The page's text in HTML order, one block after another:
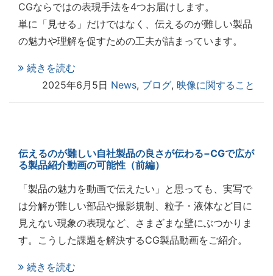
CGならではの表現手法を4つお届けします。
単に「見せる」だけではなく、伝えるのが難しい製品
の魅力や理解を促すための工夫が詰まっています。
続きを読む
2025年6月5日 News, ブログ, 映像に関すること
伝えるのが難しい自社製品の良さが伝わる−CGで広が
る製品紹介動画の可能性（前編）
「製品の魅力を動画で伝えたい」と思っても、実写で
は分解が難しい部品や撮影規制、粒子・液体など目に
見えない現象の表現など、さまざまな壁にぶつかりま
す。こうした課題を解決するCG製品動画をご紹介。
続きを読む